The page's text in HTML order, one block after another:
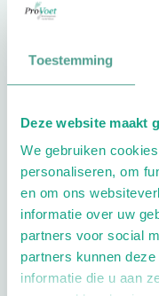
Toestemming
Deze website maakt
We gebruiken
personaliseren, om
en om ons
informatie over uw
partners voor social
partners kunnen
informatie die u aan
Schrijf ook
Extra opties